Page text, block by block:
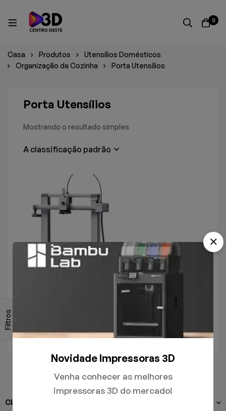
0
Casa Produtos
Utensílios Domésticos
Organização da Cozinha
Porta Utensílios
Filtros
Porta Utensílios
Mostrando o resultado simples
A classificação padrão
CLIENTES
Novidade Impressoras 3D
Venha conhecer as melhores
impressoras 3D do mercado!